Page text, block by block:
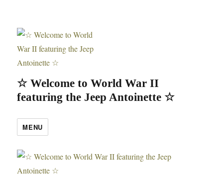
☆ Welcome to World War II
featuring the Jeep Antoinette ☆
MENU